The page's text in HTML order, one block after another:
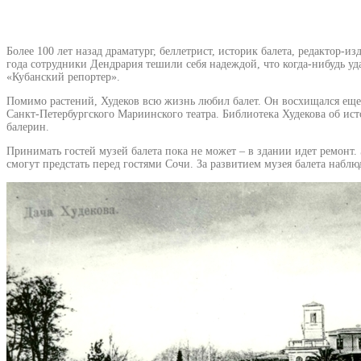
Более 100 лет назад драматург, беллетрист, историк балета,
года сотрудники Дендрария тешили себя надеждой, что когда-нибудь
«Кубанский репортер».
Помимо растений, Худеков всю жизнь любил балет. Он восхищался еще
Санкт-Петербургского Мариинского театра. Библиотека Худекова об
балерин.
Принимать гостей музей балета пока не может – в здании идет
смогут предстать перед гостями Сочи. За развитием музея балета